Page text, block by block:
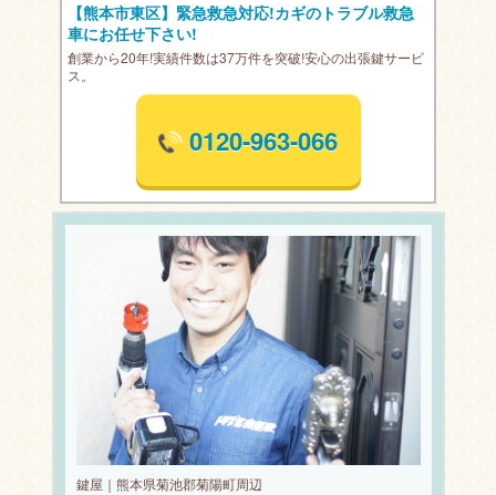
【熊本市東区】緊急救急対応!カギのトラブル救急
車にお任せ下さい!
創業から20年!実績件数は37万件を突破!安心の出張鍵サービ
ス。
0120-963-066
鍵屋｜熊本県菊池郡菊陽町周辺